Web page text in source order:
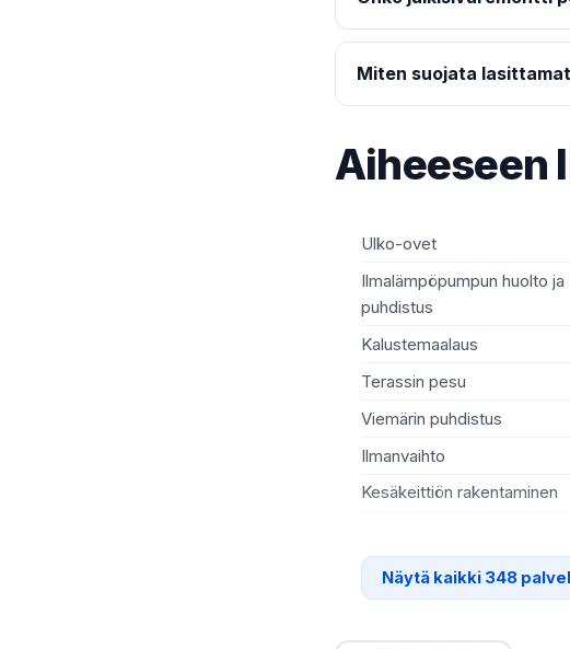
Miten suojata
Ulko-ovet
Ilmalämpöpumpun huolto ja
puhdistus
Kalustemaalaus
Terassin pesu
Viemärin puhdistus
Ilmanvaihto
Kesäkeittiön rakentaminen
Näytä kaikki 348